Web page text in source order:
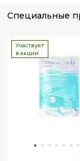
специальные
Участвует
в акции